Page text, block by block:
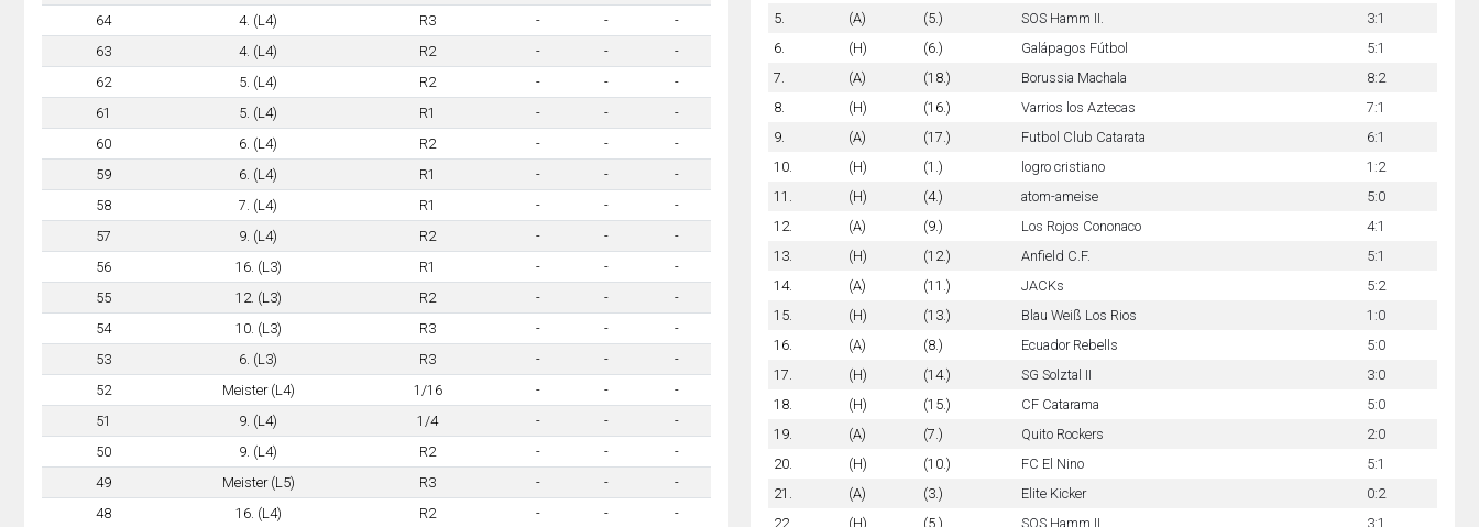
64
4. (L4) R3 - -
-
63
4. (L4) R2 - -
-
62
5. (L4) R2 - -
-
61
5. (L4) R1 - -
-
60
6. (L4) R2 - -
-
59
6. (L4) R1 - -
-
58
7. (L4) R1 - -
-
57
9. (L4) R2 - -
-
56
16. (L3) R1 - -
-
55
12. (L3) R2 - -
-
54
10. (L3) R3 - -
-
53
6. (L3) R3 - -
-
52
Meister (L4) 1/16 - -
-
51
9. (L4) 1/4 - -
-
50
9. (L4) R2 - -
-
49
Meister (L5) R3 - -
-
48
16. (L4) R2 - - -
5.
(A) (5.) SOS Hamm II.
3:1
6.
(H) (6.) Galápagos Fútbol
5:1
7.
(A) (18.) Borussia Machala
8:2
8.
(H) (16.) Varrios los Aztecas
7:1
9.
(A) (17.) Futbol Club Catarata
6:1
10.
(H) (1.) logro cristiano
1:2
11.
(H) (4.) atom-ameise
5:0
12.
(A) (9.) Los Rojos Cononaco
4:1
13.
(H) (12.) Anfield C.F.
5:1
14.
(A) (11.) JACKs
5:2
15.
(H) (13.) Blau Weiß Los Rios
1:0
16.
(A) (8.) Ecuador Rebells
5:0
17.
(H) (14.) SG Solztal II
3:0
18.
(H) (15.) CF Catarama
5:0
19.
(A) (7.) Quito Rockers
2:0
20.
(H) (10.) FC El Nino
5:1
21.
(A) (3.) Elite Kicker
0:2
22.
(H) (5.) SOS Hamm II. 3:1